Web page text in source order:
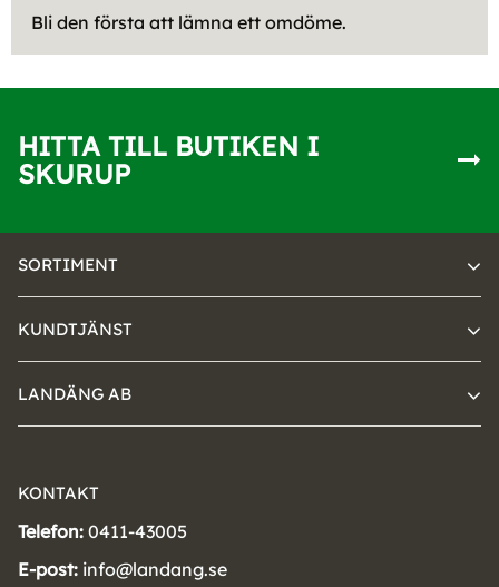
Bli den första att lämna ett omdöme.
HITTA TILL BUTIKEN I
SKURUP
SORTIMENT
KUNDTJÄNST
LANDÄNG AB
KONTAKT
Telefon: 0411-43005
E-post: info@landang.se